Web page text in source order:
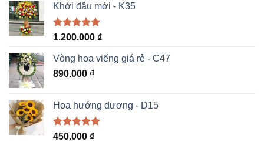
Khởi đầu mới - K35
Được xếp
5 sao
1.200.000 ₫
Vòng hoa viếng giá rẻ - C47
890.000 ₫
Hoa hướng dương - D15
Được xếp
450.000 ₫